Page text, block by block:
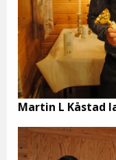
Martin L Kåstad